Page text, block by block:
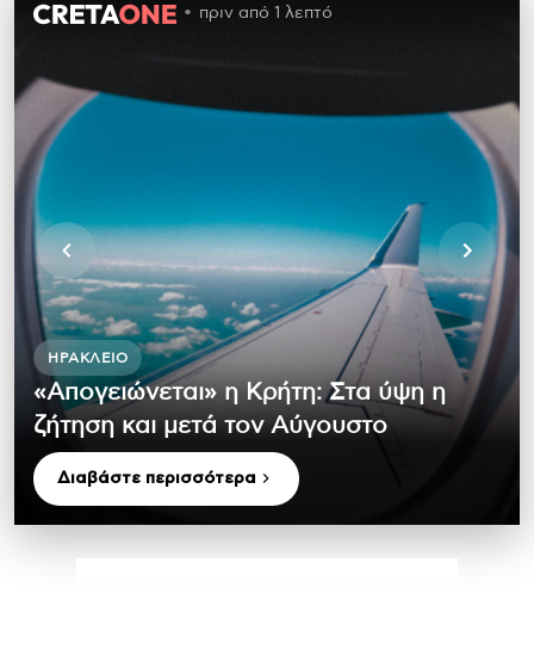
πριν από 1 λεπτό
ΗΡΆΚΛΕΙΟ
«Απογειώνεται» η Κρήτη: Στα ύψη η
ζήτηση και μετά τον Αύγουστο
Διαβάστε περισσότερα